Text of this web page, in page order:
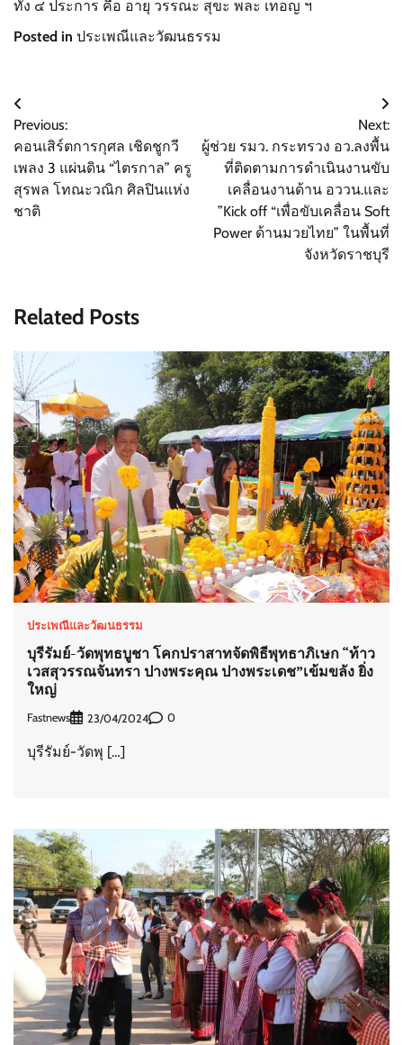
ทั้ง ๔ ประการ คือ อายุ วรรณะ สุขะ พละ เทอญ ฯ
Posted in ประเพณีและวัฒนธรรม
แนะแนว
เรื่อง
Previous:
คอนเสิร์ตการกุศล เชิดชูกวี
เพลง 3 แผ่นดิน “ไตรกาล” ครู
สุรพล โทณะวณิก ศิลปินแห่ง
ชาติ
Next:
ผู้ช่วย รมว. กระทรวง อว.ลงพื้น
ที่ติดตามการดำเนินงานขับ
เคลื่อนงานด้าน อววน.และ
”Kick off “เพื่อขับเคลื่อน Soft
Power ด้านมวยไทย” ในพื้นที่
จังหวัดราชบุรี
Related Posts
ประเพณีและวัฒนธรรม
บุรีรัมย์-วัดพุทธบูชา โคกปราสาทจัดพิธีพุทธาภิเษก “ท้าว
เวสสุวรรณจันทรา ปางพระคุณ ปางพระเดช”เข้มขลัง ยิ่ง
ใหญ่
Fastnews 23/04/2024 0
บุรีรัมย์-วัดพุ […]